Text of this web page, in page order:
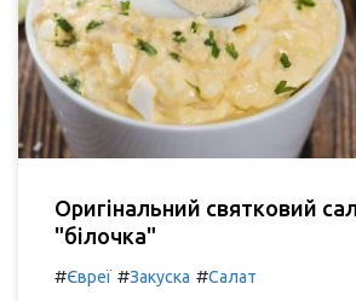
Оригінальний святковий
"білочка"
#Євреї #Закуска #Салат